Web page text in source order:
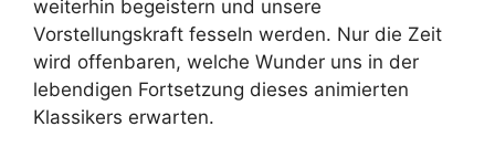
weiterhin begeistern und unsere
Vorstellungskraft fesseln werden. Nur die Zeit
wird offenbaren, welche Wunder uns in der
lebendigen Fortsetzung dieses animierten
Klassikers erwarten.